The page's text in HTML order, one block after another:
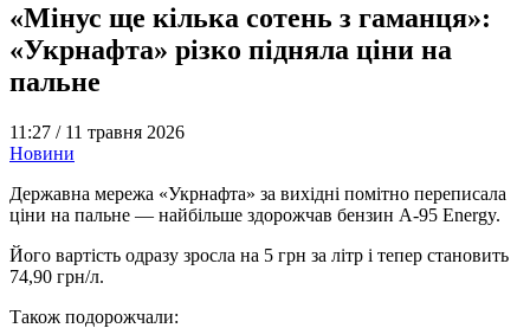
«Мінус ще кілька сотень з гаманця»:
«Укрнафта» різко підняла ціни на
пальне
11:27 / 11 травня 2026
Новини
Державна мережа «Укрнафта» за вихідні помітно переписала
ціни на пальне — найбільше здорожчав бензин А-95 Energy.
Його вартість одразу зросла на 5 грн за літр і тепер становить
74,90 грн/л.
Також подорожчали: